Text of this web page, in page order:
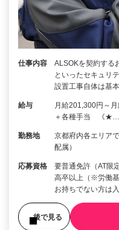
仕事内容
ALSOKを契約する
といったセキュリ
設置工事自体は基
給与
月給201,300円～
＋各種手当 《★…
勤務地
京都府内各エリア
配属）
応募資格
要普通免許（AT限
高卒以上（※労働
お持ちでない方は
後で見る